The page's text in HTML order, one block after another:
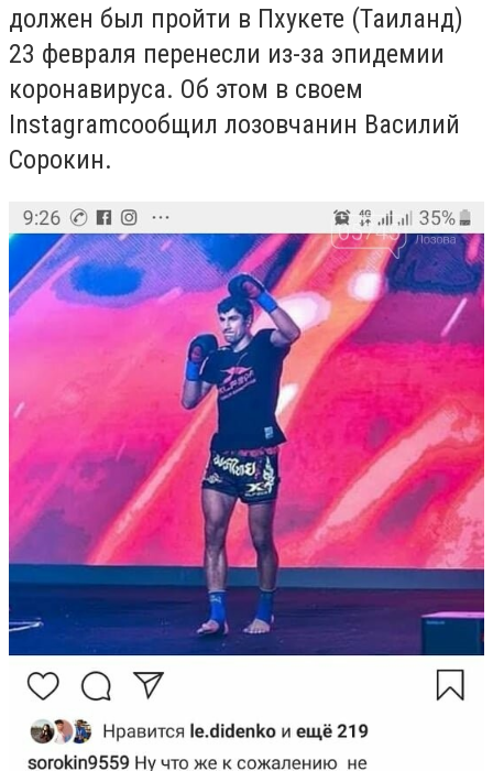
должен был пройти в Пхукете (Таиланд)
23 февраля перенесли из-за эпидемии
коронавируса. Об этом в своем
Instagramсообщил лозовчанин Василий
Сорокин.